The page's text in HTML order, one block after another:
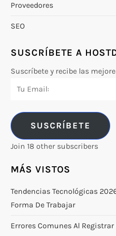
Proveedores
SEO
SUSCRÍBETE A
Suscríbete y recibe las
SUSCRÍBETE
Join 18 other subscribers
MÁS VISTOS
Tendencias Tecnológicas
Forma De Trabajar
Errores Comunes Al